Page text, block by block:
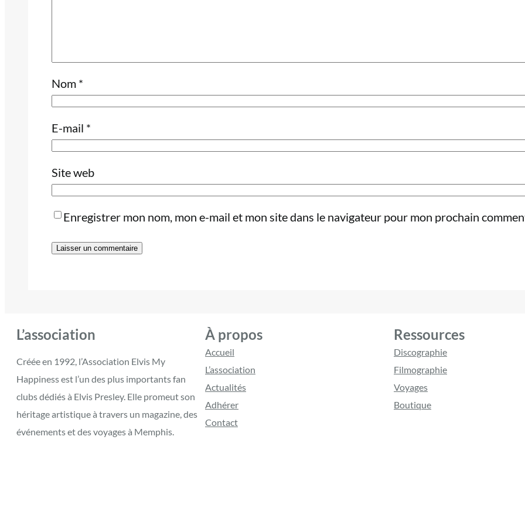
Nom *
E-mail *
Site web
Enregistrer mon nom, mon e-mail et mon site dans le navigateur pour mon prochain
L’association
Créée en 1992, l’Association Elvis My
Happiness est l’un des plus importants fan
clubs dédiés à Elvis Presley. Elle promeut son
héritage artistique à travers un magazine, des
événements et des voyages à Memphis.
À propos
Accueil
L’association
Actualités
Adhérer
Contact
Ressources
Discographie
Filmographie
Voyages
Boutique